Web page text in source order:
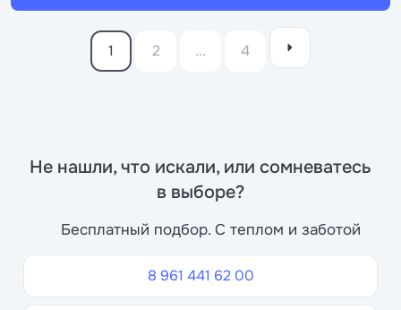
1 2 ... 4
Не нашли, что искали, или сомневатесь
в выборе?
Бесплатный подбор. С теплом и заботой
8 961 441 62 00